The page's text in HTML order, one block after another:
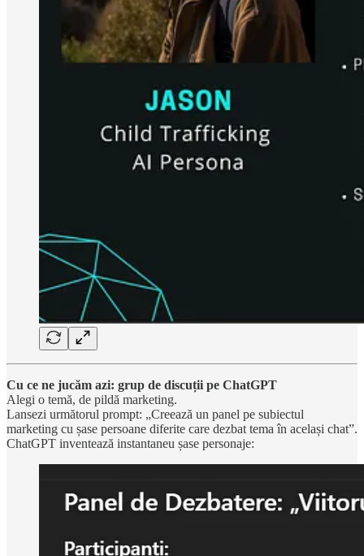
Cu ce ne jucăm azi: grup de discuții pe ChatGPT
Alegi o temă, de pildă marketing.
Lansezi următorul prompt: „Creează un panel pe subiectul
marketing cu șase persoane diferite care dezbat tema în același chat”.
ChatGPT inventează instantaneu șase personaje: